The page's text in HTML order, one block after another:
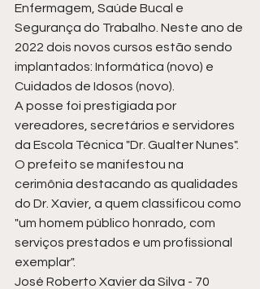
Enfermagem, Saúde Bucal e
Segurança do Trabalho. Neste ano de
2022 dois novos cursos estão sendo
implantados: Informática (novo) e
Cuidados de Idosos (novo).
A posse foi prestigiada por
vereadores, secretários e servidores
da Escola Técnica "Dr. Gualter Nunes".
O prefeito se manifestou na
cerimônia destacando as qualidades
do Dr. Xavier, a quem classificou como
"um homem público honrado, com
serviços prestados e um profissional
exemplar".
José Roberto Xavier da Silva - 70